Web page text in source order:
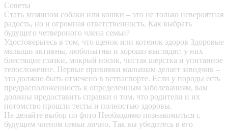
Советы
Стать хозяином собаки или кошки – это не только невероятная
радость, но и огромная ответственность. Как выбрать
будущего четвероного члена семьи?
Удостоверьтесь в том, что щенок или котенок здоров Здоровые
малыши активны, любопытны и хорошо выглядят: у них
блестящие глазки, мокрый носик, чистая шерстка и упитанное
телосложение. Первые прививки малышам делает заводчик –
это должно быть отмечено в ветпаспорте. Если у породы есть
предрасположенность к определенным заболеваниям, вам
должны предоставить справки о том, что родители и их
потомство прошли тесты и полностью здоровы.
Не делайте выбор по фото Необходимо познакомиться с
будущим членом семьи лично. Так вы убедитесь в его